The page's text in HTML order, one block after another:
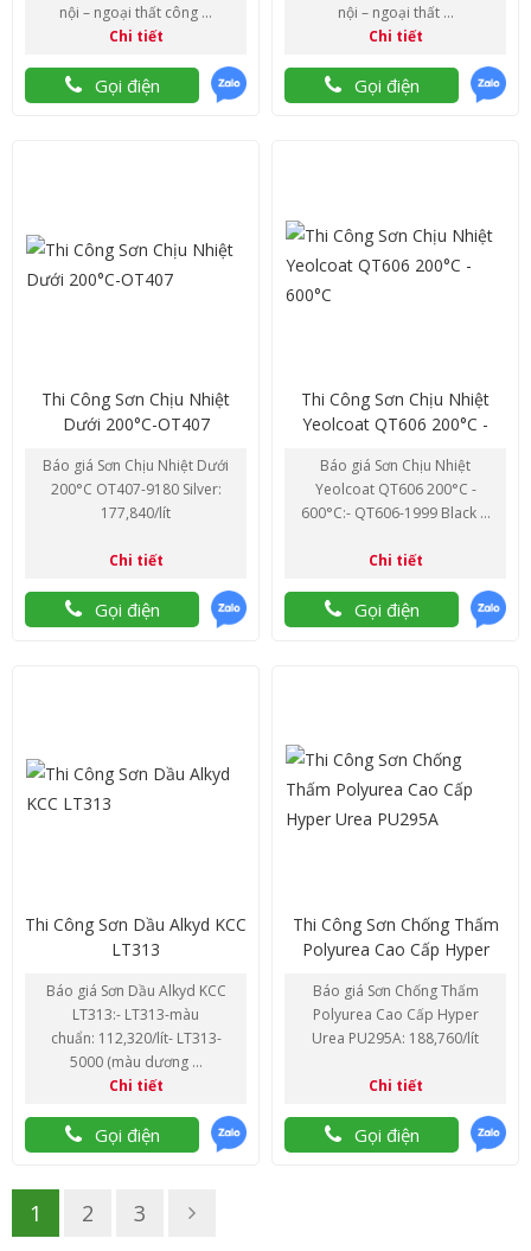
nội – ngoại thất công ...
Chi tiết
Gọi điện
nội – ngoại thất ...
Chi tiết
Gọi điện
Thi Công Sơn Chịu Nhiệt
Dưới 200°C-OT407
Báo giá Sơn Chịu Nhiệt Dưới
200°C OT407-9180 Silver:
177,840/lít
Chi tiết
Gọi điện
Thi Công Sơn Chịu Nhiệt
Yeolcoat QT606 200°C -
Báo giá Sơn Chịu Nhiệt
Yeolcoat QT606 200°C -
600°C:- QT606-1999 Black ...
Chi tiết
Gọi điện
Thi Công Sơn Dầu Alkyd KCC
LT313
Báo giá Sơn Dầu Alkyd KCC
LT313:- LT313-màu
chuẩn: 112,320/lít- LT313-
5000 (màu dương ...
Chi tiết
Gọi điện
Thi Công Sơn Chống Thấm
Polyurea Cao Cấp Hyper
Báo giá Sơn Chống Thấm
Polyurea Cao Cấp Hyper
Urea PU295A: 188,760/lít
Chi tiết
Gọi điện
1 2 3